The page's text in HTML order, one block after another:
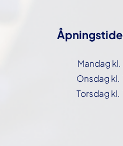
Mandag kl.
Onsdag kl.
Torsdag kl.